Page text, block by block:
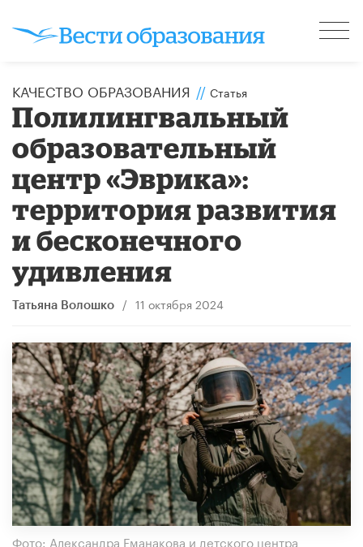
КАЧЕСТВО ОБРАЗОВАНИЯ // Статья
Полилингвальный
образовательный
центр «Эврика»:
территория развития
и бесконечного
удивления
Татьяна Волошко / 11 октября 2024
Фото: Александра Еманакова и детского центра